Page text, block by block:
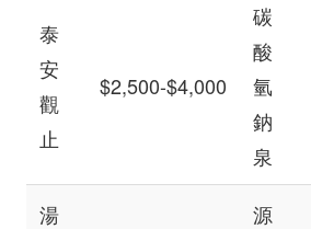
泰
安
觀
止
$2,500-$4,000
碳
酸
氫
鈉
泉
湯
源